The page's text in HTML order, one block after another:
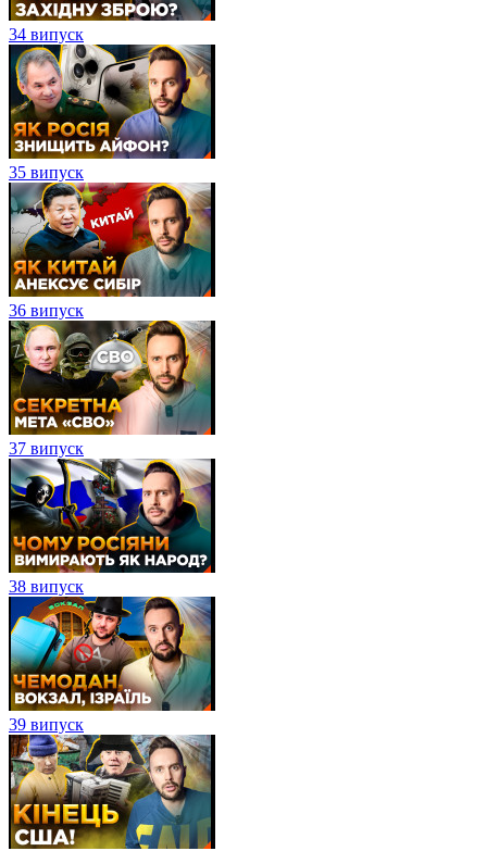
34 випуск
35 випуск
36 випуск
37 випуск
38 випуск
39 випуск